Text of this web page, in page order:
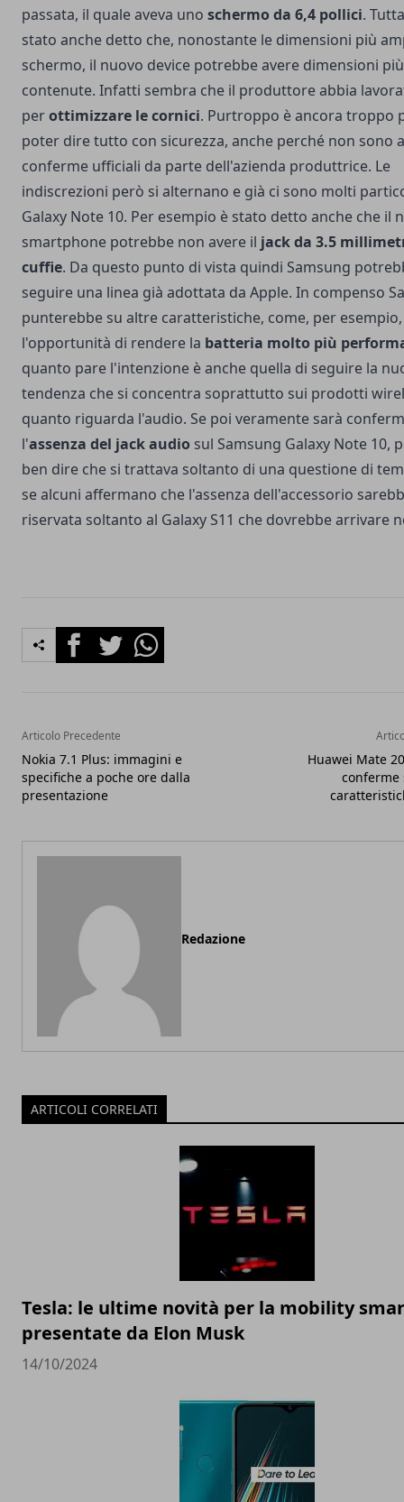
passata, il quale aveva uno schermo da 6,4 pollici.
stato anche detto che, nonostante le dimensioni più
schermo, il nuovo device potrebbe avere dimensioni più
contenute. Infatti sembra che il produttore abbia
perottimizzare le cornici. Purtroppo è ancora troppo
poter dire tutto con sicurezza, anche perché non sono
conferme ufficiali da parte dell'azienda produttrice. Le
indiscrezioni però si alternano e già ci sono molti
Galaxy Note 10. Per esempio è stato detto anche che il
smartphone potrebbe non avere il jack da 3.5
cuffie. Da questo punto di vista quindi Samsung
seguire una linea già adottata da Apple. In compenso
punterebbe su altre caratteristiche, come, per esempio,
l'opportunità di rendere la batteria molto più
quanto pare l'intenzione è anche quella di seguire la
tendenza che si concentra soprattutto sui prodotti
quanto riguarda l'audio. Se poi veramente sarà
l'assenza del jack audio sul Samsung Galaxy Note 10,
ben dire che si trattava soltanto di una questione di
se alcuni affermano che l'assenza dell'accessorio
riservata soltanto al Galaxy S11 che dovrebbe arrivare
FacebookTwitterWhatsapp
Articolo Precedente
Nokia 7.1 Plus: immagini e
specifiche a poche ore dalla
presentazione
Huawei Mate
conferme
Redazione
ARTICOLI CORRELATI
Tesla: le ultime novità per la mobility
presentate da Elon Musk
14/10/2024